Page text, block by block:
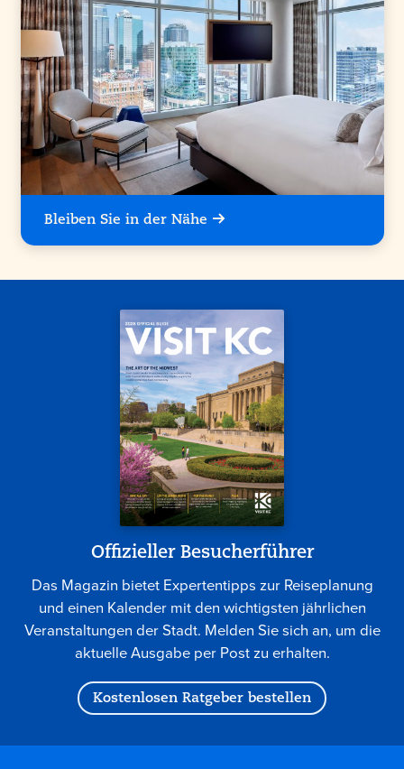
Bleiben Sie in der Nähe
Offizieller Besucherführer
Das Magazin bietet Expertentipps zur Reiseplanung
und einen Kalender mit den wichtigsten jährlichen
Veranstaltungen der Stadt. Melden Sie sich an, um die
aktuelle Ausgabe per Post zu erhalten.
Kostenlosen Ratgeber bestellen